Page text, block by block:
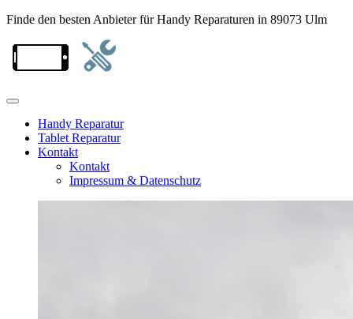
Finde den besten Anbieter für Handy Reparaturen in 89073 Ulm
Handy Reparatur
Tablet Reparatur
Kontakt
Kontakt
Impressum & Datenschutz